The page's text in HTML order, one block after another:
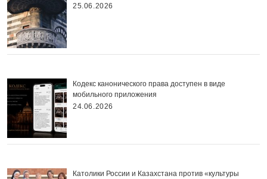
25.06.2026
Кодекс канонического права доступен в виде
мобильного приложения
24.06.2026
Католики России и Казахстана против «культуры